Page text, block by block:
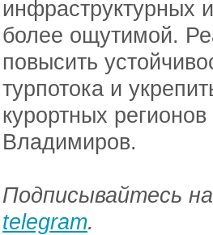
инфраструктурных
более ощутимой.
повысить
турпотока и
курортных
Владимиров.
Подписывайтесь
telegram.